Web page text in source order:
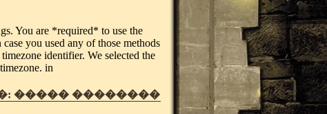
You are *required* to use the
you used any of those methods
identifier. We selected the
in
����� ��������